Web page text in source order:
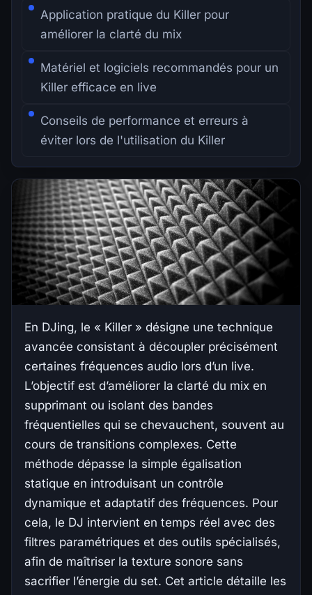
Application pratique du Killer pour
améliorer la clarté du mix
Matériel et logiciels recommandés pour un
Killer efficace en live
Conseils de performance et erreurs à
éviter lors de l'utilisation du Killer
En DJing, le « Killer » désigne une technique
avancée consistant à découpler précisément
certaines fréquences audio lors d’un live.
L’objectif est d’améliorer la clarté du mix en
supprimant ou isolant des bandes
fréquentielles qui se chevauchent, souvent au
cours de transitions complexes. Cette
méthode dépasse la simple égalisation
statique en introduisant un contrôle
dynamique et adaptatif des fréquences. Pour
cela, le DJ intervient en temps réel avec des
filtres paramétriques et des outils spécialisés,
afin de maîtriser la texture sonore sans
sacrifier l’énergie du set. Cet article détaille les